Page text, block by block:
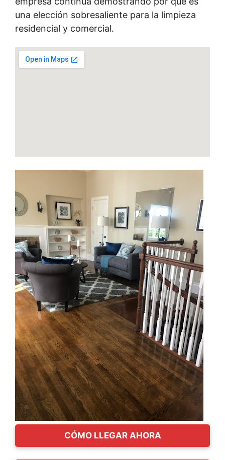
una elección sobresaliente para la limpieza
residencial y comercial.
CÓMO LLEGAR AHORA